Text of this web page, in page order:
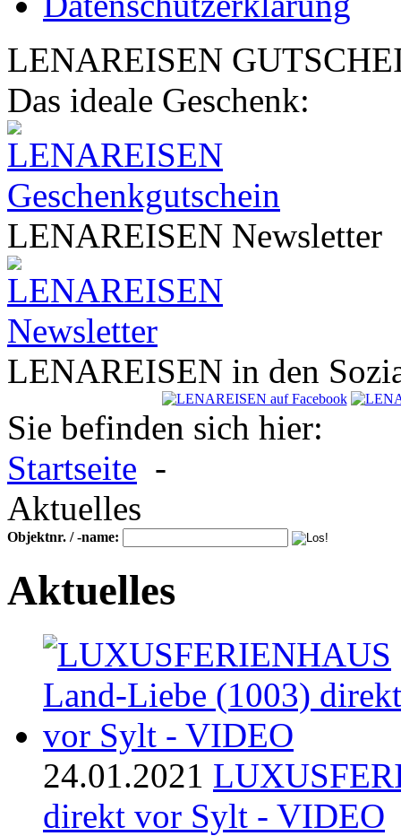
LENAREISEN
Das ideale Geschenk:
LENAREISEN Newsletter
LENAREISEN in den
Sie befinden sich hier:
Startseite -
Aktuelles
Objektnr. / -name:
Aktuelles
24.01.2021
direkt vor Sylt - VIDEO